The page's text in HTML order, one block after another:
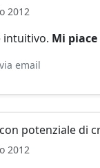
2012
intuitivo. Mi
email
potenziale di
2012